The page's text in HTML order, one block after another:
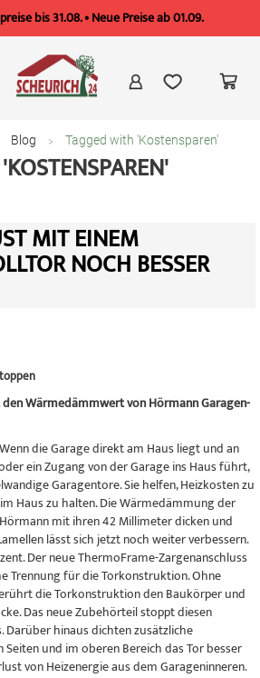
bis 31.08. • Neue Preise ab 01.09.
Blog Tagged with 'Kostensparen'
MIT EINEM
NOCH BESSER
Wärmedämmwert von Hörmann Garagen-
die Garage direkt am Haus liegt und an
ein Zugang von der Garage ins Haus führt,
Garagentore. Sie helfen, Heizkosten zu
Haus zu halten. Die Wärmedämmung der
mit ihren 42 Millimeter dicken und
lässt sich jetzt noch weiter verbessern.
Der neue ThermoFrame-Zargenanschluss
Trennung für die Torkonstruktion. Ohne
die Torkonstruktion den Baukörper und
Das neue Zubehörteil stoppt diesen
hinaus dichten zusätzliche
und im oberen Bereich das Tor besser
von Heizenergie aus dem Garageninneren.